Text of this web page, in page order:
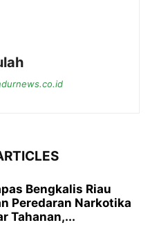
Bengkalis Riau
Peredaran Narkotika
Tahanan,...